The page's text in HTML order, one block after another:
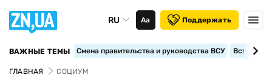
RU Аа Поддержать
ВАЖНЫЕ ТЕМЫ Смена правительства и руководства ВСУ
ГЛАВНАЯ СОЦИУМ